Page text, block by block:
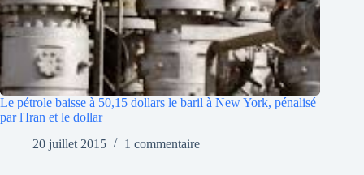
Le pétrole baisse à 50,15 dollars le baril à New York, pénalisé
par l'Iran et le dollar
20 juillet 2015
1 commentaire